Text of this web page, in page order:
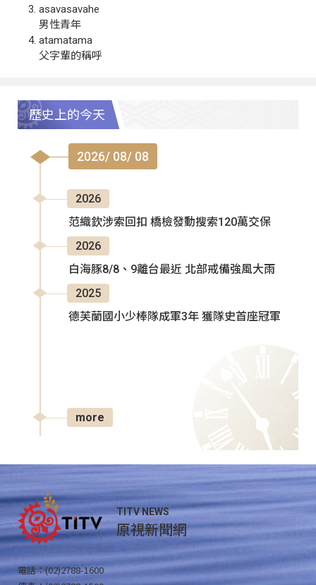
asavasavahe
男性青年
atamatama
父字輩的稱呼
歷史上的今天
2026/ 08/ 08
2026
范織欽涉索回扣 橋檢發動搜索120萬交保
2026
白海豚8/8、9離台最近 北部戒備強風大雨
2025
德芙蘭國小少棒隊成軍3年 獲隊史首座冠軍
more
TITV NEWS
原視新聞網
電話：(02)2788-1600